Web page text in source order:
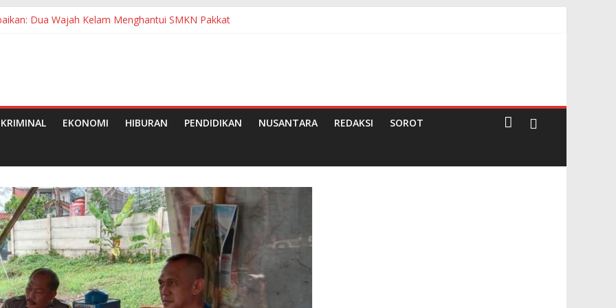
Dua Wajah Kelam Menghantui SMKN Pakkat
Jadi Sorotan, Sejumlah Kepala OPD Mengaku Belum Menerima Undangan Rapat
Pemkab Simalungun Berhasil Evakuasi 6 Warga
Wajib Belajar 13 Tahun: Bunda PAUD Simalungun Resmikan 2 TK Negeri Pembina
EKONOMI HIBURAN PENDIDIKAN NUSANTARA REDAKSI SOROT